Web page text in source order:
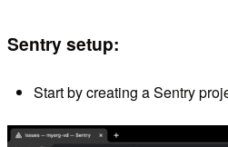
Sentry setup:
Start by creating a Sentry